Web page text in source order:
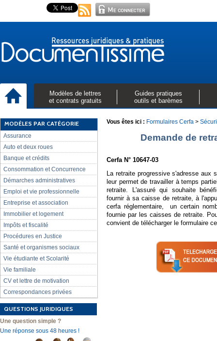
Modèles de lettres
et contrats gratuits
Guides pratiques
outils et barèmes
MODÈLES PAR CATÉGORIE
Assurance
Auto et deux roues
Banque et crédits
Consommation et Concurrence
Démarches administratives
Emploi et vie professionnelle
Entreprise et association
Immobilier et logement
Impôts et fiscalité
Procédures en Justice
Santé et organismes sociaux
Vie étudiante et Scolarité
Vie familiale
CV et lettre de motivation
Correspondances privées
QUESTIONS JURIDIQUES
Une question simple ?
Une réponse sous 48 heures !
Vous êtes ici : Formulaires Cerfa >
Demande de
Cerfa N° 10647-03
La retraite progressive s'adresse aux
leur permet de travailler à temps
retraite. L'assuré qui souhaite
fournir à sa caisse de retraite, à
cerfa réglementaire, un certain
fournie par les caisses de retraite.
convient de télécharger le formulaire